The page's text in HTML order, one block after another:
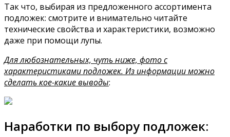
Так что, выбирая из предложенного ассортимента
подложек: смотрите и внимательно читайте
технические свойства и характеристики, возможно
даже при помощи лупы.
Для любознательных, чуть ниже, фото с
характеристиками подложек. Из информации можно
сделать кое-какие выводы:
Наработки по выбору подложек: